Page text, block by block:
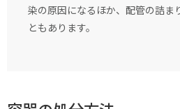
染の原因になるほか、配管の詰ま
ともあります。